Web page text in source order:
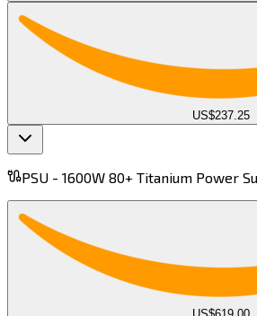
US$237.25
PSU - 1600W 80+ Titanium Power Supply​​​​‌